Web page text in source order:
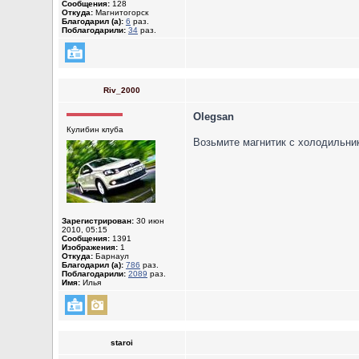
Сообщения: 128
Откуда: Магнитогорск
Благодарил (а): 6 раз.
Поблагодарили: 34 раз.
Riv_2000
Кулибин клуба
Зарегистрирован: 30 июн
2010, 05:15
Сообщения: 1391
Изображения: 1
Откуда: Барнаул
Благодарил (а): 786 раз.
Поблагодарили: 2089 раз.
Имя: Илья
Olegsan
Возьмите магнитик с
staroi